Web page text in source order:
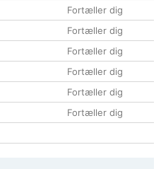
Fortæller dig
Fortæller dig
Fortæller dig
Fortæller dig
Fortæller dig
Fortæller dig